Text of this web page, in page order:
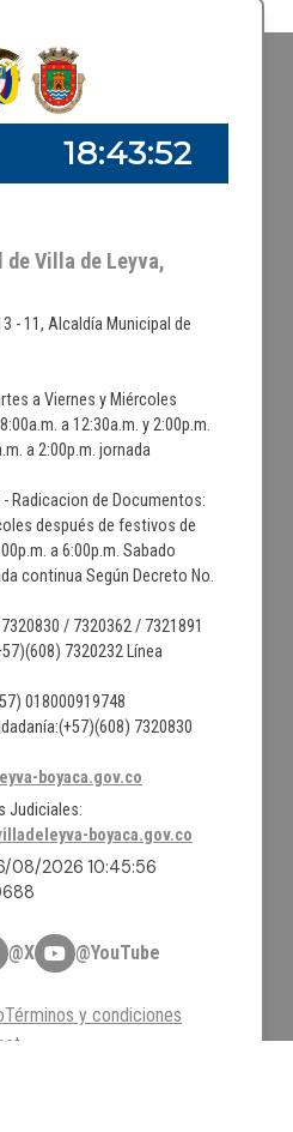
Villa de Leyva,
- 11, Alcaldía Municipal de
a Viernes y Miércoles
a 12:30a.m. y 2:00p.m.
a 2:00p.m. jornada
Radicacion de Documentos:
después de festivos de
a 6:00p.m. Sabado
continua Según Decreto No.
/ 7320362 / 7321891
7320232 Línea
018000919748
7320830
boyaca.gov.co
Judiciales:
boyaca.gov.co
08/2026 10:45:56
@X @YouTube
Términos y condiciones